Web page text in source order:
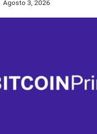
Agosto 3, 2026